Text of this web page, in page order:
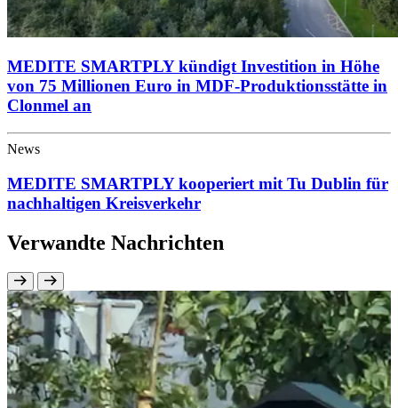
MEDITE SMARTPLY kündigt Investition in Höhe
von 75 Millionen Euro in MDF-Produktionsstätte in
Clonmel an
News
MEDITE SMARTPLY kooperiert mit Tu Dublin für
nachhaltigen Kreisverkehr
Verwandte Nachrichten